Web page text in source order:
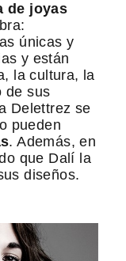
de joyas
únicas y
y están
la cultura, la
de sus
Delettrez se
pueden
. Además, en
que Dalí la
diseños.